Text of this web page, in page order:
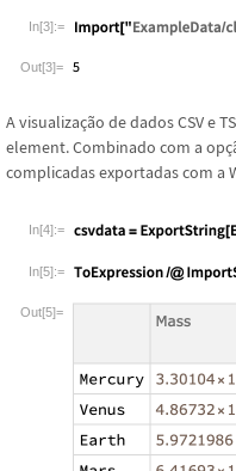
In[3]:=
Out[3]=
A visualização de dados CSV e
element. Combinado com a opç
complicadas exportadas com a
In[4]:=
In[5]:=
Out[5]=